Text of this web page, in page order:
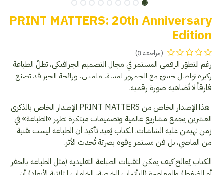
PRINT MATTERS: 20th Anniversary
Edition
(مراجعة 0)
رغم التطوّر الرقمي المستمر في مجال التصميم الجرافيكي، تظلّ الطباعة
ركيزة تواصل حسيّ مع الجمهور لمسة، ملمس، ورائحة الحبر قد تصنع
فارقاً لا تُضاهيه صورة رقمية.
هذا الإصدار الخاص من PRINT MATTERS الإصدار الخاص بالذكرى
العشرين يجمع مشاريع عالمية وتصميمات مبتكرة تظهر «الطباعة» في
زمن تهيمن عليه الشاشات. الكتاب يُعيد تأكيد أن الطباعة ليست تقنية
من الماضي، بل فن مستمر وقوة بصريّة تُحدث الأثر.
الكتاب يُعالج كيف يمكن لتقنيات الطباعة التقليدية (مثل الطباعة بالحفر